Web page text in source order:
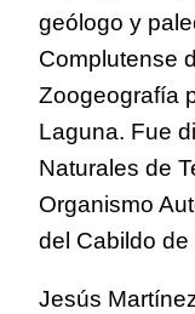
geólogo y
Complutense
Zoogeografía
Laguna. Fue
Naturales de
Organismo
del Cabildo de
Jesús